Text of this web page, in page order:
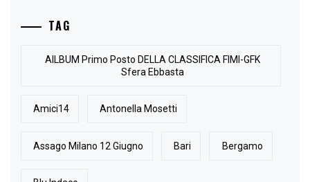
TAG
AlLBUM Primo Posto DELLA CLASSIFICA FIMI-GFK
Sfera Ebbasta
Amici14 Antonella Mosetti
Assago Milano 12 Giugno Bari Bergamo